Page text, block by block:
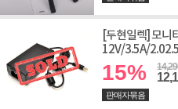
[두현일렉] 모니
12V/3.5A/
15%
판매자묶음